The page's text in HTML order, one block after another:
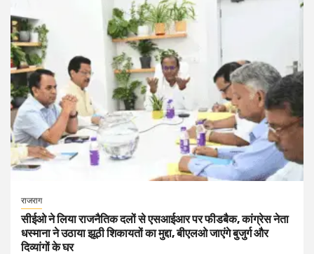
राजराग
सीईओ ने लिया राजनैतिक दलों से एसआईआर पर फीडबैक, कांग्रेस नेता
धस्माना ने उठाया झूठी शिकायतों का मुद्दा, बीएलओ जाएंगे बुजुर्ग और
दिव्यांगों के घर